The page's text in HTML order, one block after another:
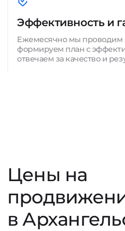
Эффективность и
Ежемесячно мы проводим
формируем план с
отвечаем за качество и
Цены на
в